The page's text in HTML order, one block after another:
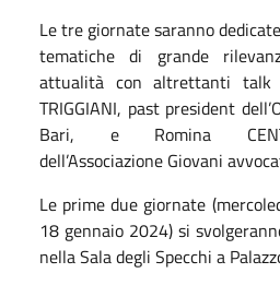
Le tre giornate saranno
tematiche di grande
attualità con altrettanti talk
TRIGGIANI, past president
Bari, e Romina
dell’Associazione Giovani
Le prime due giornate
18 gennaio 2024) si
nella Sala degli Specchi a